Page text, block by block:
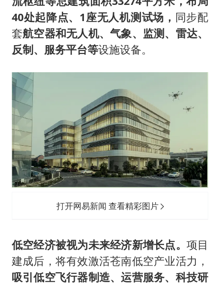
40处起降点、1座无人机测试场， 同步配
套航空器和无人机、气象、监测、雷达、
反制、服务平台等设施设备。
打开网易新闻 查看精彩图片
低空经济被视为未来经济新增长点。 项目
建成后，将有效激活苍南低空产业活力，
吸引低空飞行器制造、运营服务、科技研